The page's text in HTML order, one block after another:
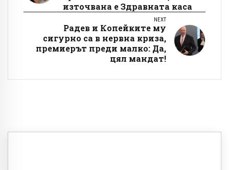
източвана е Здравната каса
NEXT
Радев и Копейките му
сигурно са в нервна криза,
премиерът преди малко: Да,
цял мандат!